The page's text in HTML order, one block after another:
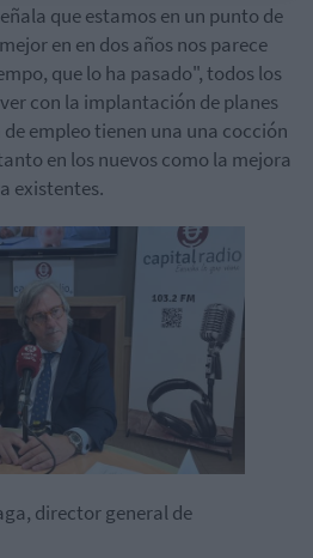
que estamos en un punto de
en en dos años nos parece
que lo ha pasado", todos los
con la implantación de planes
empleo tienen una una cocción
en los nuevos como la mejora
existentes.
director general de